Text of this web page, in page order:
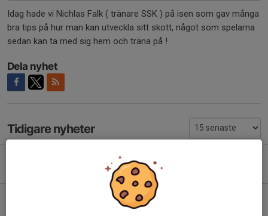
Idag hade vi Nichlas Falk ( tränare SSK ) på isen som gav många
bra tips på hur man kan utveckla sitt skott, något som spelarna
sedan kan ta med sig hem och träna på !
Dela nyhet
Tidigare nyheter
Oliver Karlström ny Huvudtränare för Tumba U16
0